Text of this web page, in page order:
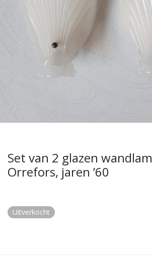
Set van 2 glazen
Orrefors, jaren ’60
Uitverkocht